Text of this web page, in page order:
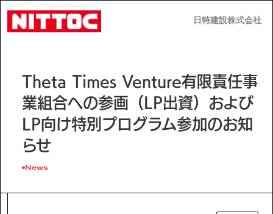
日特建設株式会社
日特建設株式会社
事業内容
技術情報
Theta Times Venture有限責任事
業組合への参画（LP出資）および
LP向け特別プログラム参加のお知
らせ
News